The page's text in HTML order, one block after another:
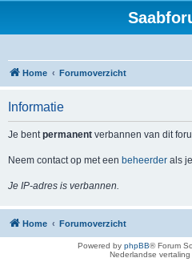
Home Forumoverzicht
Informatie
Je bentpermanent verbannen van dit
Neem contact op met een beheerder als
Je IP-adres is verbannen.
Home Forumoverzicht
Powered by phpBB® Forum
Nederlandse